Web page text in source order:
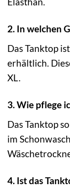
2. In welchen
Das Tanktop
erhältlich.
XL.
3. Wie pflege
Das Tanktop
im
4. Ist das